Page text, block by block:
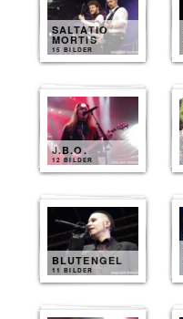
SALTATIO
MORTIS
15 BILDER
J.B.O.
12 BILDER
BLUTENGEL
11 BILDER